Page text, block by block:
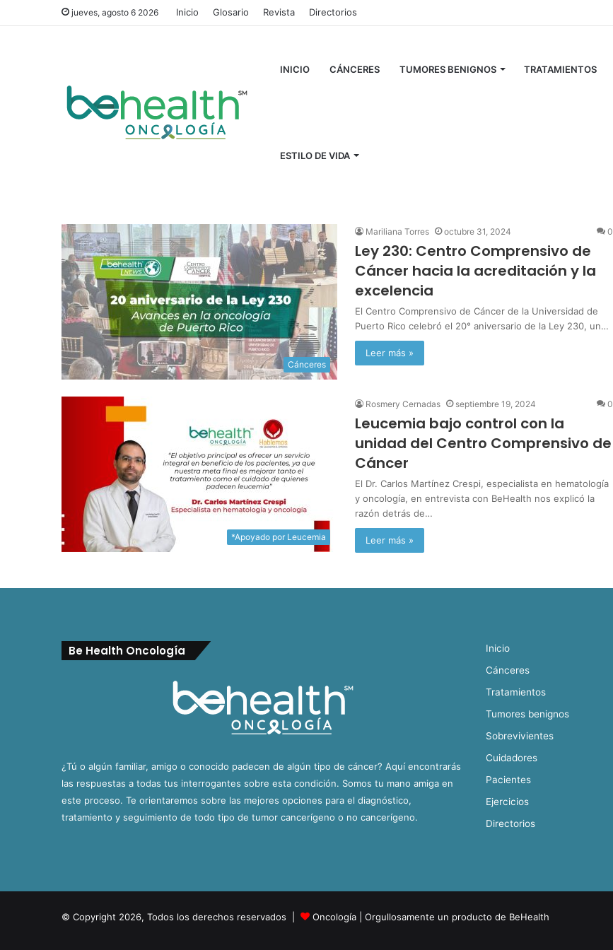
jueves, agosto 6 2026 Inicio Glosario Revista Directorios
INICIO CÁNCERES TUMORES BENIGNOS TRATAMIENTOS
ESTILO DE VIDA
tratamientos avanzados
Cánceres
Mariliana Torres octubre 31, 2024 0
Ley 230: Centro Comprensivo de
Cáncer hacia la acreditación y la
excelencia
El Centro Comprensivo de Cáncer de la Universidad de
Puerto Rico celebró el 20° aniversario de la Ley 230, un…
Leer más »
*Apoyado por Leucemia
Rosmery Cernadas septiembre 19, 2024 0
Leucemia bajo control con la
unidad del Centro Comprensivo de
Cáncer
El Dr. Carlos Martínez Crespi, especialista en hematología
y oncología, en entrevista con BeHealth nos explicó la
razón detrás de…
Leer más »
Be Health Oncología
¿Tú o algún familiar, amigo o conocido padecen de algún tipo de cáncer? Aquí encontrarás
las respuestas a todas tus interrogantes sobre esta condición. Somos tu mano amiga en
este proceso. Te orientaremos sobre las mejores opciones para el diagnóstico,
tratamiento y seguimiento de todo tipo de tumor cancerígeno o no cancerígeno.
Inicio
Cánceres
Tratamientos
Tumores benignos
Sobrevivientes
Cuidadores
Pacientes
Ejercicios
Directorios
© Copyright 2026, Todos los derechos reservados | Oncología | Orgullosamente un producto de BeHealth